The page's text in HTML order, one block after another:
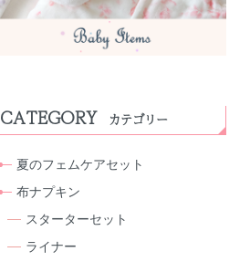
CATEGORY カテゴリー
夏のフェムケアセット
布ナプキン
スターターセット
ライナー